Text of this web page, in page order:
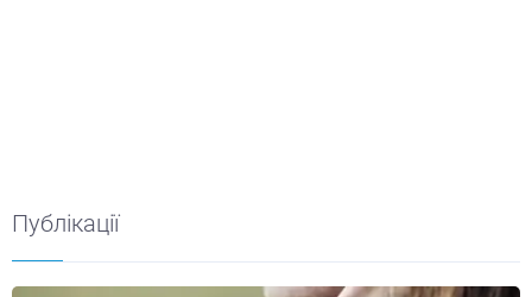
Публікації